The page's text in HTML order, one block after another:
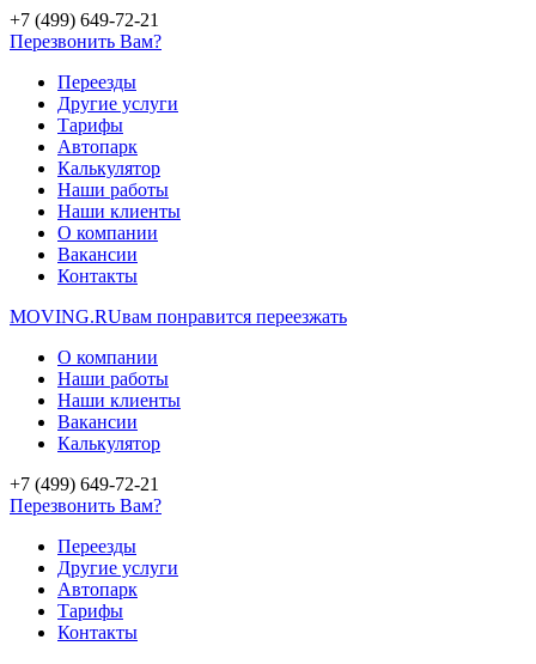
+7 (499) 649-72-21
Перезвонить Вам?
Переезды
Другие услуги
Тарифы
Автопарк
Калькулятор
Наши работы
Наши клиенты
О компании
Вакансии
Контакты
MOVING.RUвам понравится переезжать
О компании
Наши работы
Наши клиенты
Вакансии
Калькулятор
+7 (499) 649-72-21
Перезвонить Вам?
Переезды
Другие услуги
Автопарк
Тарифы
Контакты